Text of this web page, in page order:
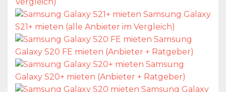
Samsung Galaxy
S21+ mieten (alle Anbieter im Vergleich)
Samsung
Galaxy S20 FE mieten (Anbieter + Ratgeber)
Samsung
Galaxy S20+ mieten (Anbieter + Ratgeber)
Samsung Galaxy